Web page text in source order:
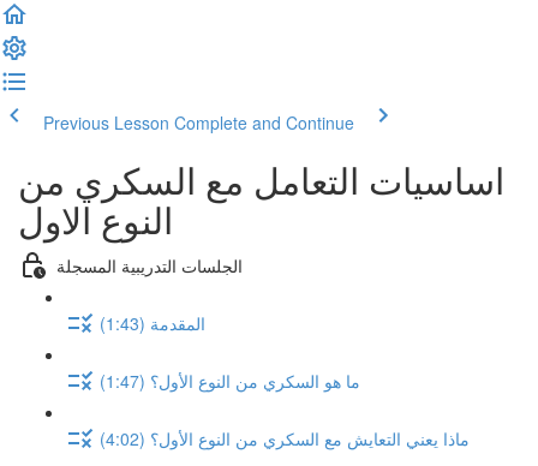
Previous Lesson Complete and Continue
اساسيات التعامل مع السكري من
النوع الاول
الجلسات التدريبية المسجلة
المقدمة (1:43)
ما هو السكري من النوع الأول؟ (1:47)
ماذا يعني التعايش مع السكري من النوع الأول؟ (4:02)